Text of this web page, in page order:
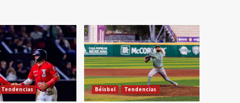
Tendencias Béisbol Tendencias